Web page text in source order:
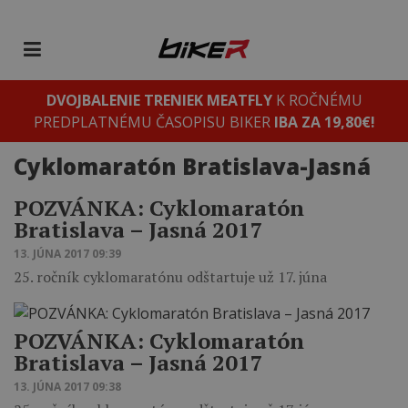
DVOJBALENIE TRENIEK MEATFLYK ROČNÉMU
PREDPLATNÉMU ČASOPISU BIKER IBA ZA 19,80€!
Cyklomaratón Bratislava-Jasná
POZVÁNKA: Cyklomaratón
Bratislava – Jasná 2017
13. JÚNA 2017 09:39
25. ročník cyklomaratónu odštartuje už 17. júna
POZVÁNKA: Cyklomaratón
Bratislava – Jasná 2017
13. JÚNA 2017 09:38